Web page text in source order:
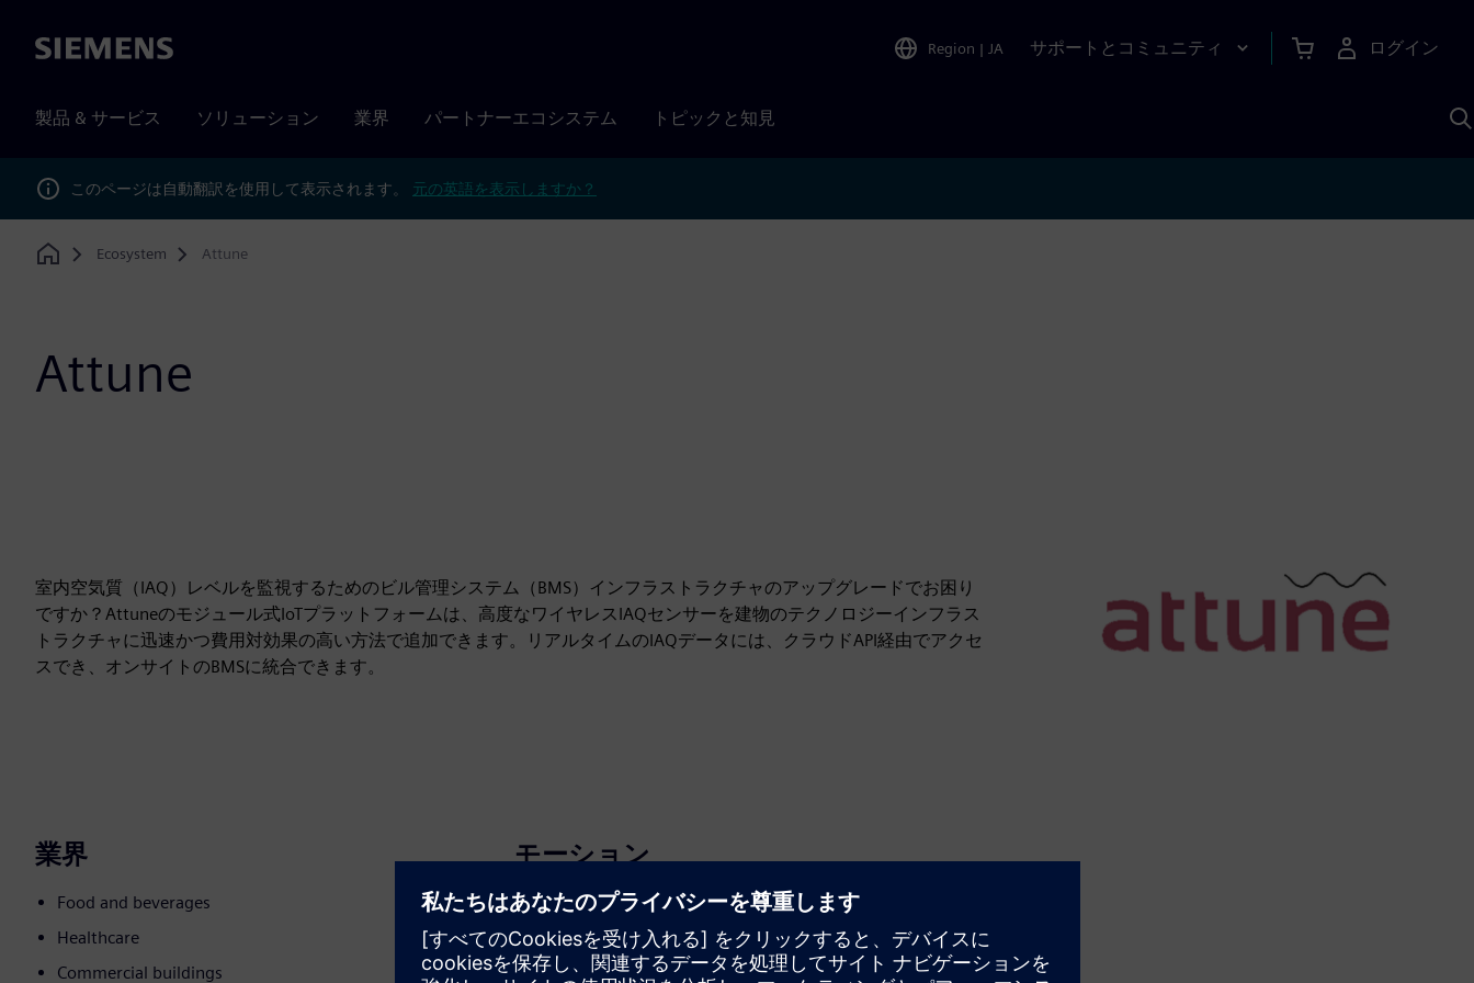
Siemens Region | JA サポートとコミュニティ ログイン
製品 & サービス ソリューション 業界 パートナーエコシステム トピックと知見
このページは自動翻訳を使用して表示されます。 元の英語を表示しますか？
Home
Ecosystem Attune
Attune
室内空気質（IAQ）レベルを監視するためのビル管理システム（BMS）インフラストラクチャのアップグレードでお困り
ですか？Attuneのモジュール式IoTプラットフォームは、高度なワイヤレスIAQセンサーを建物のテクノロジーインフラス
トラクチャに迅速かつ費用対効果の高い方法で追加できます。リアルタイムのIAQデータには、クラウドAPI経由でアクセ
スでき、オンサイトのBMSに統合できます。
業界
Food and beverages
Healthcare
Commercial buildings
モーション
Build
新しい製品を作成してSiemens Xcelerator製品／ソリュ
ーションを拡張または構築するか、Siemens Xcelerator